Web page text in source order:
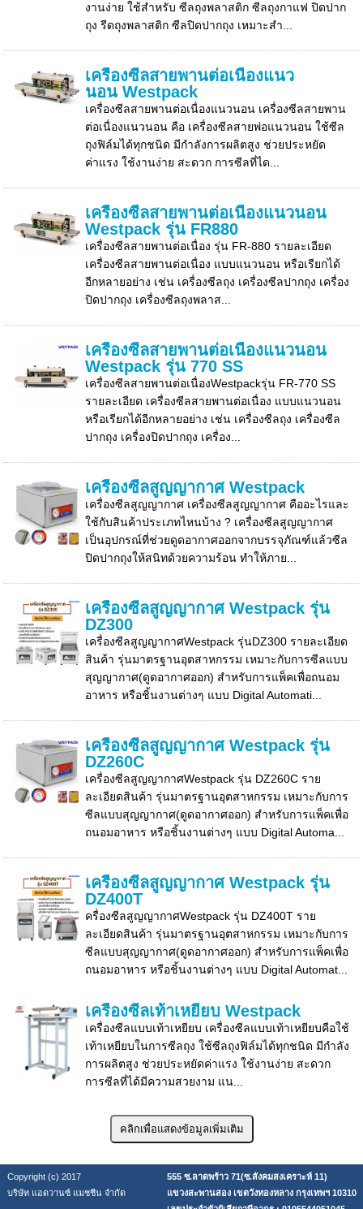
งานง่าย ใช้สำหรับ ซีลถุงพลาสติก ซีลถุงกาแฟ ปิดปาก
ถุง รีดถุงพลาสติก ซีลปิดปากถุง เหมาะสำ...
เครื่องซีลสายพานต่อเนื่องแนว
นอน Westpack
เครื่องซีลสายพานต่อเนื่องแนวนอน เครื่องซีลสายพาน
ต่อเนื่องแนวนอน คือ เครื่องซีลสายพ่อแนวนอน ใช้ซีล
ถุงฟิล์มได้ทุกชนิด มีกำลังการผลิตสูง ช่วยประหยัด
ค่าแรง ใช้งานง่าย สะดวก การซีลที่ได...
เครื่องซีลสายพานต่อเนื่องแนวนอน
Westpack รุ่น FR880
เครื่องซีลสายพานต่อเนื่อง รุ่น FR-880 รายละเอียด
เครื่องซีลสายพานต่อเนื่อง แบบแนวนอน หรือเรียกได้
อีกหลายอย่าง เช่น เครื่องซีลถุง เครื่องซีลปากถุง เครื่อง
ปิดปากถุง เครื่องซีลถุงพลาส...
เครื่องซีลสายพานต่อเนื่องแนวนอน
Westpack รุ่น 770 SS
เครื่องซีลสายพานต่อเนื่องWestpackรุ่น FR-770 SS
รายละเอียด เครื่องซีลสายพานต่อเนื่อง แบบแนวนอน
หรือเรียกได้อีกหลายอย่าง เช่น เครื่องซีลถุง เครื่องซีล
ปากถุง เครื่องปิดปากถุง เครื่อง...
เครื่องซีลสูญญากาศ Westpack
เครื่องซีลสูญญากาศ เครื่องซีลสูญญากาศ คืออะไรและ
ใช้กับสินค้าประเภทไหนบ้าง ? เครื่องซีลสูญญากาศ
เป็นอุปกรณ์ที่ช่วยดูดอากาศออกจากบรรจุภัณฑ์แล้วซีล
ปิดปากถุงให้สนิทด้วยความร้อน ทำให้ภาย...
เครื่องซีลสูญญากาศ Westpack รุ่น
DZ300
เครื่องซีลสูญญากาศWestpack รุ่นDZ300 รายละเอียด
สินค้า รุ่นมาตรฐานอุตสาหกรรม เหมาะกับการซีลแบบ
สุญญากาศ(ดูดอากาศออก) สำหรับการแพ็คเพื่อถนอม
อาหาร หรือชิ้นงานต่างๆ แบบ Digital Automati...
เครื่องซีลสูญญากาศ Westpack รุ่น
DZ260C
เครื่องซีลสูญญากาศWestpack รุ่น DZ260C ราย
ละเอียดสินค้า รุ่นมาตรฐานอุตสาหกรรม เหมาะกับการ
ซีลแบบสุญญากาศ(ดูดอากาศออก) สำหรับการแพ็คเพื่อ
ถนอมอาหาร หรือชิ้นงานต่างๆ แบบ Digital Automa...
เครื่องซีลสูญญากาศ Westpack รุ่น
DZ400T
ครื่องซีลสูญญากาศWestpack รุ่น DZ400T ราย
ละเอียดสินค้า รุ่นมาตรฐานอุตสาหกรรม เหมาะกับการ
ซีลแบบสุญญากาศ(ดูดอากาศออก) สำหรับการแพ็คเพื่อ
ถนอมอาหาร หรือชิ้นงานต่างๆ แบบ Digital Automat...
เครื่องซีลเท้าเหยียบ Westpack
เครื่องซีลแบบเท้าเหยียบ เครื่องซีลแบบเท้าเหยียบคือใช้
เท้าเหยียบในการซีลถุง ใช้ซีลถุงฟิล์มได้ทุกชนิด มีกำลัง
การผลิตสูง ช่วยประหยัดค่าแรง ใช้งานง่าย สะดวก
การซีลที่ได้มีความสวยงาม แน...
Copyright (c) 2017
555 ซ.ลาดพร้าว 71(ซ.สังคมสงเคราะห์ 11)
บริษัท แอดวานซ์ แมชชีน จำกัด
แขวงสะพานสอง เขตวังทองหลาง กรุงเทพฯ 10310